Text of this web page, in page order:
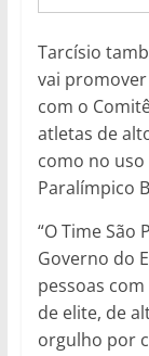
Tarcísio
vai
com o
atletas de
como no
Paralímpico
“O Time
Governo do
pessoas
de elite, de
orgulho por